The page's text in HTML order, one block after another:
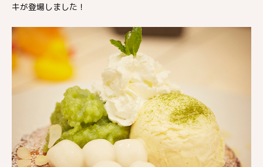
キが登場しました！